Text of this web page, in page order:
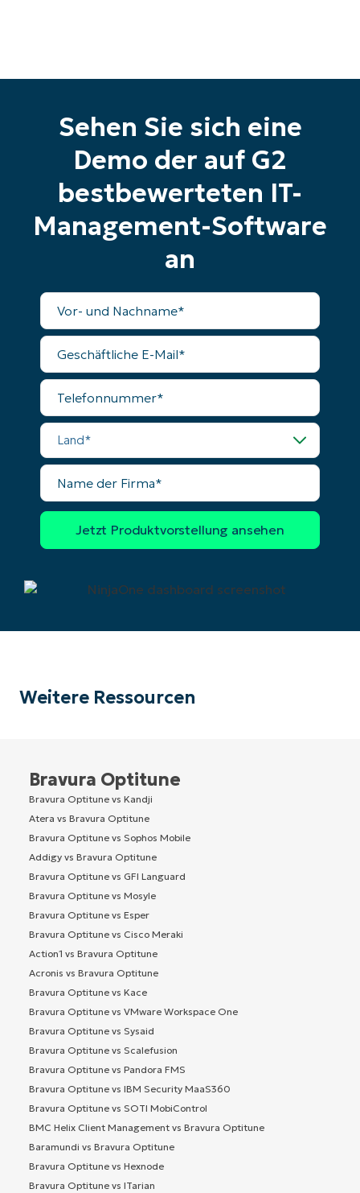
Sehen Sie sich eine
Demo der auf G2
bestbewerteten IT-
Management-Software
an
Vollständiger
Name
Geschäftliche
Mail
Telefonnummer
Land
Name
der
Firma
Weitere Ressourcen
Bravura Optitune
Bravura Optitune vs Kandji
Atera vs Bravura Optitune
Bravura Optitune vs Sophos Mobile
Addigy vs Bravura Optitune
Bravura Optitune vs GFI Languard
Bravura Optitune vs Mosyle
Bravura Optitune vs Esper
Bravura Optitune vs Cisco Meraki
Action1 vs Bravura Optitune
Acronis vs Bravura Optitune
Bravura Optitune vs Kace
Bravura Optitune vs VMware Workspace One
Bravura Optitune vs Sysaid
Bravura Optitune vs Scalefusion
Bravura Optitune vs Pandora FMS
Bravura Optitune vs IBM Security MaaS360
Bravura Optitune vs SOTI MobiControl
BMC Helix Client Management vs Bravura Optitune
Baramundi vs Bravura Optitune
Bravura Optitune vs Hexnode
Bravura Optitune vs ITarian
Company
name*